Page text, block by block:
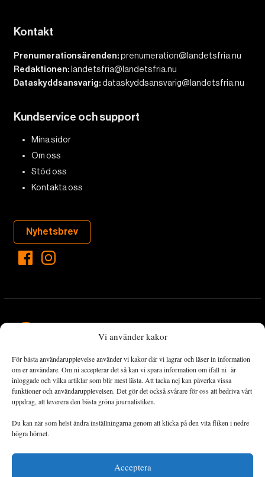
Vi använder kakor
För bästa användarupplevelse använder vi kakor där vi lagrar och läser in information
om er användare. Om ni accepterar det så kan vi spara information om ifall ni är
inloggade och vilka artiklar som blir mest lästa. Att tacka nej kan påverka vissa
funktioner och användarupplevelsen. Det gör det också svårare för oss att bedriva vårt
uppdrag, att leverera den bästa gröna journalistiken.
Du kan när som helst ändra inställningarna genom att klicka på den vita fliken i nedre
högra hörnet.
Acceptera
Kontakt
Prenumerationsärenden:prenumeration@landetsfria.nu
Redaktionen: landetsfria@landetsfria.nu
Dataskyddsansvarig:dataskyddsansvarig@landetsfria.nu
Kundservice och support
Mina sidor
Om oss
Stöd oss
Kontakta oss
Nyhetsbrev
Landets Fria Tidning är en nyhetstidning med bred bevakning av
det viktigaste som händer lokalt och globalt och med fokus på
omställningsrörelsen. En omställning till ett hållbart samhälle går
både via starka och lika rättigheter för alla människor, minskade
ekonomiska och sociala klyftor, samt utrymme för allt levande att
utvecklas och frodas.